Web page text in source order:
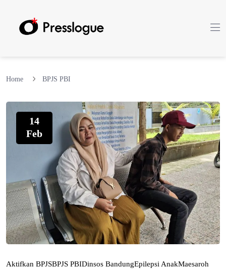
Home BPJS PBI
14
Feb
Aktifkan BPJSBPJS PBIDinsos BandungEpilepsi AnakMaesaroh